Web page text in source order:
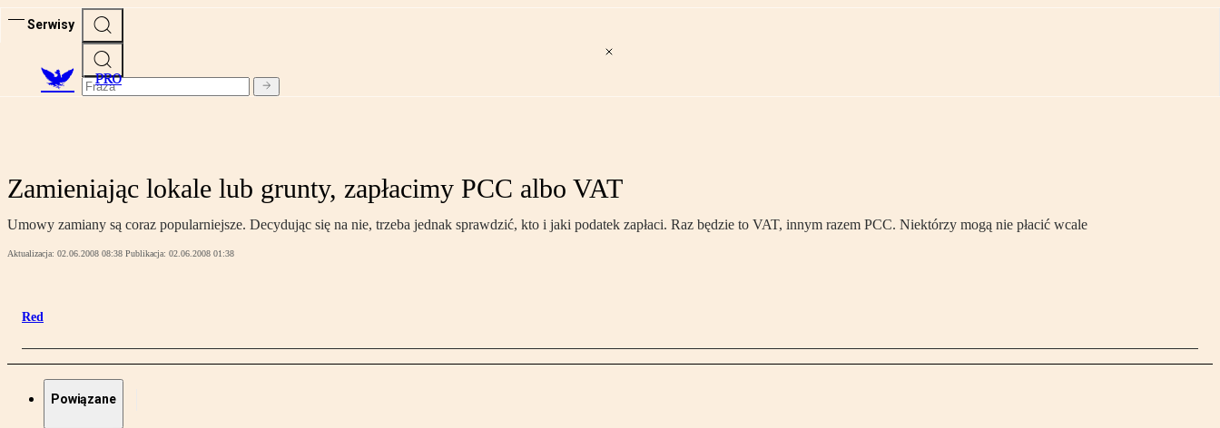
Serwisy
PRO
Zamieniając lokale lub grunty, zapłacimy PCC albo VAT
Umowy zamiany są coraz popularniejsze. Decydując się na nie, trzeba jednak sprawdzić, kto i jaki podatek zapłaci. Raz będzie to VAT, innym razem PCC. Niektórzy mogą nie płacić wcale
Aktualizacja: 02.06.2008 08:38 Publikacja: 02.06.2008 01:38
Red
Powiązane